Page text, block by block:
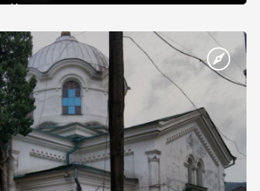
Христа